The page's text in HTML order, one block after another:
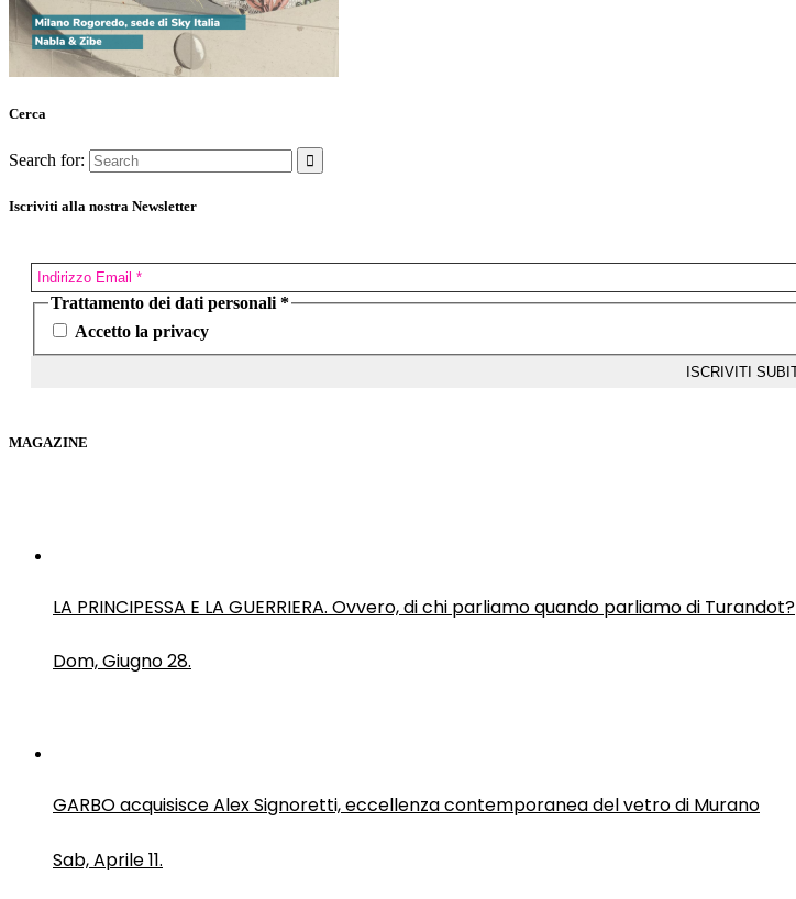
Cerca
Search for:
Iscriviti alla nostra Newsletter
Trattamento dei dati personali *
Accetto la privacy
MAGAZINE
LA PRINCIPESSA E LA GUERRIERA. Ovvero, di chi parliamo quando parliamo di Turandot?
Dom, Giugno 28.
GARBO acquisisce Alex Signoretti, eccellenza contemporanea del vetro di Murano
Sab, Aprile 11.